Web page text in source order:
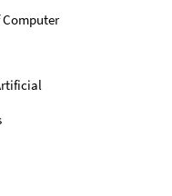
Computer